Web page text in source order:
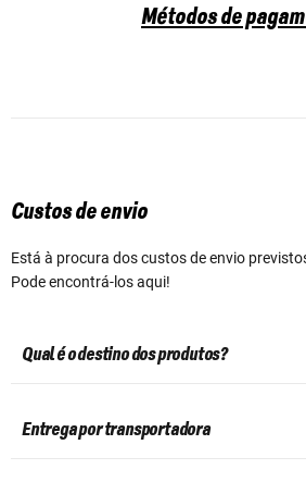
Métodos de
Custos de envio
Está à procura dos custos de envio
Pode encontrá-los aqui!
Qual é o destino dos produtos?
Entrega por transportadora